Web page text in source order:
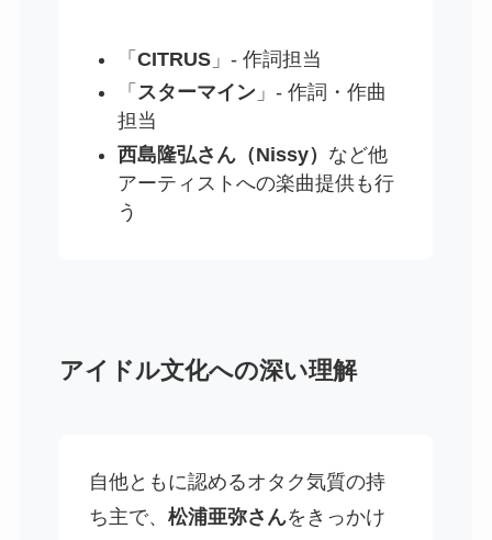
「CITRUS 」- 作詞担当
「 スターマイン 」- 作詞・作曲
担当
西島隆弘さん（Nissy） など他
アーティストへの楽曲提供も行
う
アイドル文化への深い理解
自他ともに認めるオタク気質の持
ち主で、 松浦亜弥さんをきっかけ